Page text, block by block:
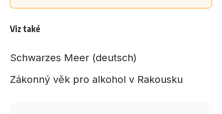
Viz také
Schwarzes Meer (deutsch)
Zákonný věk pro alkohol v Rakousku